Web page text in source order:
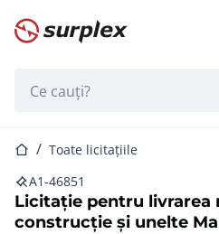
Pagina de start
Pagina de start
Toate licitațiile
A1-46851
Licitație pentru livrarea
construcție și unelte